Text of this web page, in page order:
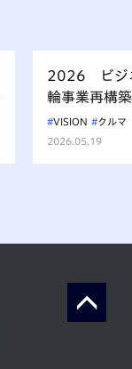
2026 ビジ
輪事業再構
VISION
クルマ
2026.05.19